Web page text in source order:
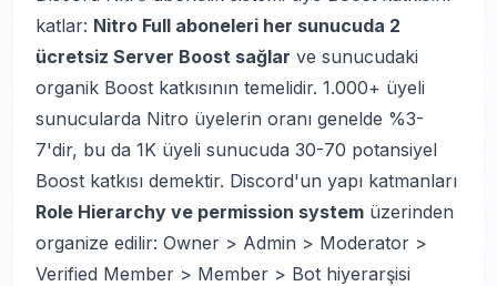
katlar: Nitro Full aboneleri her sunucuda 2
ücretsiz Server Boost sağlar ve sunucudaki
organik Boost katkısının temelidir. 1.000+ üyeli
sunucularda Nitro üyelerin oranı genelde %3-
7'dir, bu da 1K üyeli sunucuda 30-70 potansiyel
Boost katkısı demektir. Discord'un yapı katmanları
Role Hierarchy ve permission system üzerinden
organize edilir: Owner > Admin > Moderator >
Verified Member > Member > Bot hiyerarşisi